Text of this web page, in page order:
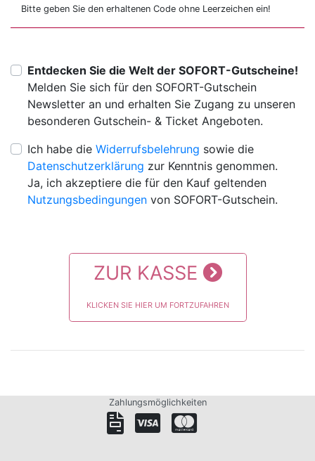
Bitte geben Sie den erhaltenen Code ohne Leerzeichen ein!
Entdecken Sie die Welt der SOFORT-Gutscheine!
Melden Sie sich für den SOFORT-Gutschein
Newsletter an und erhalten Sie Zugang zu unseren
besonderen Gutschein- & Ticket Angeboten.
Ich habe die Widerrufsbelehrung sowie die
Datenschutzerklärung zur Kenntnis genommen.
Ja, ich akzeptiere die für den Kauf geltenden
Nutzungsbedingungen von SOFORT-Gutschein.
ZUR KASSE
KLICKEN SIE HIER UM FORTZUFAHREN
Zahlungsmöglichkeiten